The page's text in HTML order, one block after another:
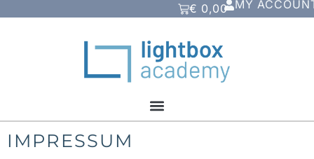
MY
€ 0,00
IMPRESSUM